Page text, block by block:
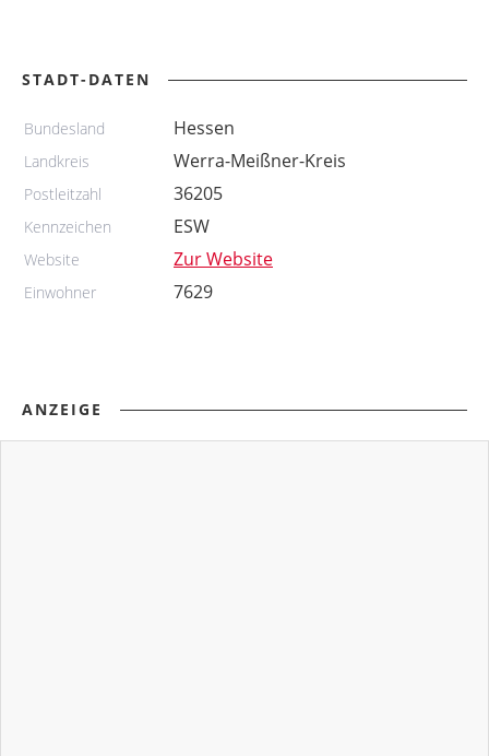
STADT-DATEN
Bundesland Hessen
Landkreis Werra-Meißner-Kreis
Postleitzahl 36205
Kennzeichen ESW
Website Zur Website
Einwohner 7629
ANZEIGE